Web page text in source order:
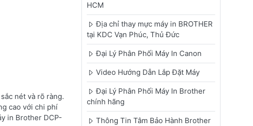
nét và rõ ràng.
cao với chi phí
in Brother DCP-
HCM
Địa chỉ thay mực máy in BROTHER
tại KDC Vạn Phúc, Thủ Đức
Đại Lý Phân Phối Máy In Canon
Video Hướng Dẫn Lắp Đặt Máy
Đại Lý Phân Phối Máy In Brother
chính hãng
Thông Tin Tâm Bảo Hành Brother